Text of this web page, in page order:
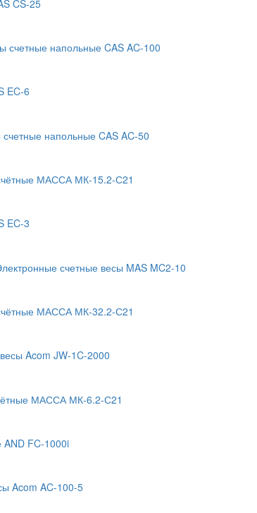
CS-25
счетные напольные CAS AC-100
EC-6
напольные CAS AC-50
МАССА МК-15.2-С21
EC-3
счетные весы MAS MC2-10
МАССА МК-32.2-С21
Acom JW-1C-2000
МАССА МК-6.2-С21
AND FC-1000i
Acom AC-100-5